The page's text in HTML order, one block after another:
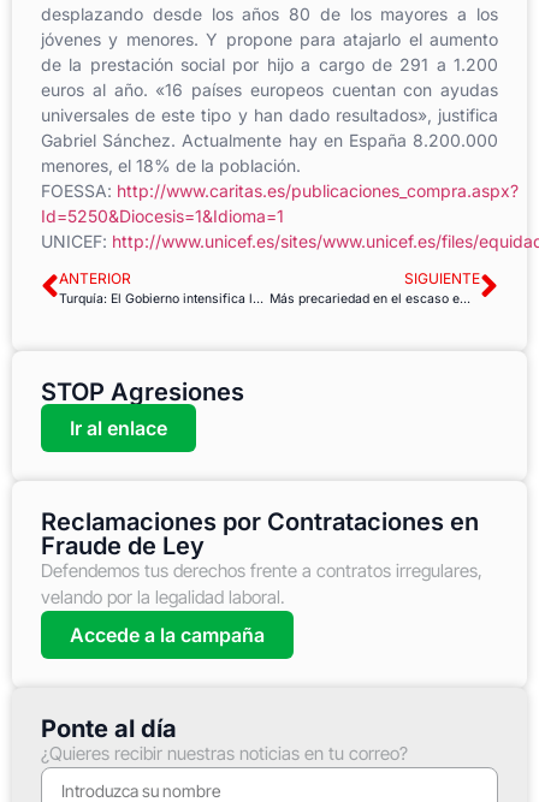
desplazando desde los años 80 de los mayores a los
jóvenes y menores. Y propone para atajarlo el aumento
de la prestación social por hijo a cargo de 291 a 1.200
euros al año. «16 países europeos cuentan con ayudas
universales de este tipo y han dado resultados», justifica
Gabriel Sánchez. Actualmente hay en España 8.200.000
menores, el 18% de la población.
FOESSA: http://www.caritas.es/publicaciones_compra.aspx?
Id=5250&Diocesis=1&Idioma=1
UNICEF: http://www.unicef.es/sites/www.unicef.es/files/
ANTERIOR
Turquía: El Gobierno intensifica la represión contra los sindicatos
SIGUIENTE
Más precariedad en el escaso empleo creado en abril
STOP Agresiones
Ir al enlace
Reclamaciones por Contrataciones en
Fraude de Ley
Defendemos tus derechos frente a contratos irregulares,
velando por la legalidad laboral.
Accede a la campaña
Ponte al día
¿Quieres recibir nuestras noticias en tu correo?